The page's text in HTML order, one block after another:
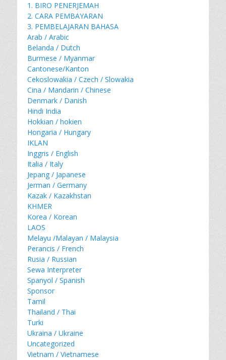
1. BIRO PENERJEMAH
2. CARA PEMBAYARAN
3. PEMBELAJARAN BAHASA
Arab / Arabic
Belanda / Dutch
Burmese / Myanmar
Cantonese/Kanton
Cekoslowakia / Czech / Slowakia
Cina / Mandarin / Chinese
Denmark / Danish
Hindi India
Hokkian / hokien
Hongaria / Hungary
IKLAN
Inggris / English
Italia / Italy
Jepang / Japanese
Jerman / Germany
Kazak / Kazakhstan
KHMER
Korea / Korean
LAOS
Melayu /Malayan / Malaysia
Perancis / French
Rusia / Russian
Sewa Interpreter
Spanyol / Spanish
Sponsor
Tamil
Thailand / Thai
Turki
Ukraina / Ukraine
Uncategorized
Vietnam / Vietnamese